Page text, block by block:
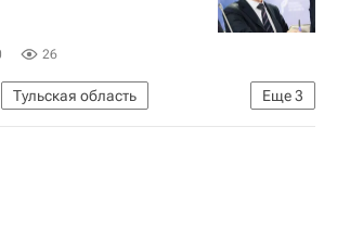
26
Еще3
Тульская область
Дмитрий Миляев